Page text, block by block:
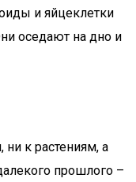
и яйцеклетки
оседают на дно и
ни к растениям, а
прошлого –